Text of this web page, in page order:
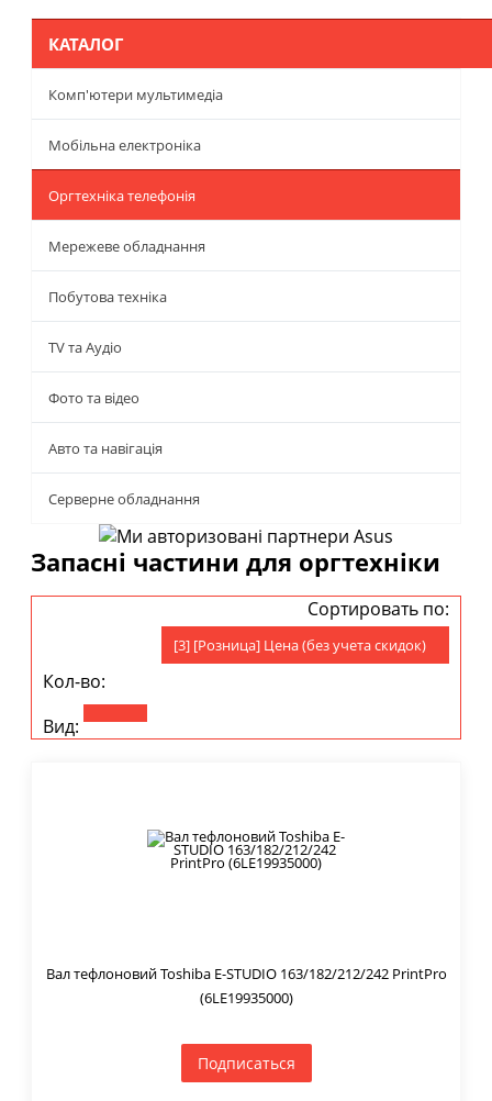
КАТАЛОГ
Комп'ютери мультимедіа
Мобільна електроніка
Оргтехніка телефонія
Мережеве обладнання
Побутова техніка
TV та Аудіо
Фото та відео
Авто та навігація
Серверне обладнання
Запасні частини для оргтехніки
Сортировать по:
[3] [Розница] Цена (без учета скидок)
Кол-во:
Вид:
Вал тефлоновий Toshiba E-STUDIO 163/182/212/242 PrintPro
(6LE19935000)
Подписаться